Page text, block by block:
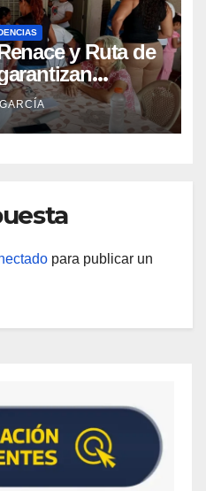
y Ruta de
integral en
para publicar un